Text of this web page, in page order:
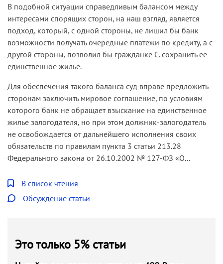
В подобной ситуации справедливым балансом между
интересами спорящих сторон, на наш взгляд, является
подход, который, с одной стороны, не лишил бы банк
возможности получать очередные платежи по кредиту, а с
другой стороны, позволил бы гражданке С. сохранить ее
единственное жилье.
Для обеспечения такого баланса суд вправе предложить
сторонам заключить мировое соглашение, по условиям
которого банк не обращает взыскание на единственное
жилье залогодателя, но при этом должник-залогодатель
не освобождается от дальнейшего исполнения своих
обязательств по правилам пункта 3 статьи 213.28
Федерального закона от 26.10.2002 № 127-ФЗ «О...
В список чтения
Обсуждение статьи
Это только 5% статьи